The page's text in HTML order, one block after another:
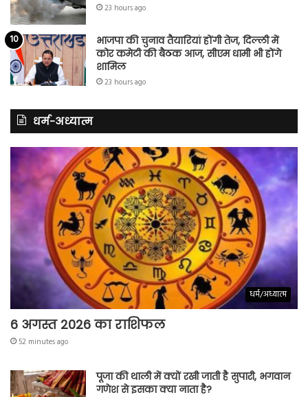
23 hours ago
भाजपा की चुनाव तैयारियां होंगी तेज, दिल्ली में
कोर कमेटी की बैठक आज, सीएम धामी भी होंगे
शामिल
23 hours ago
धर्म-अध्यात्म
धर्म/अध्यात्म
6 अगस्त 2026 का राशिफल
52 minutes ago
पूजा की थाली में क्यों रखी जाती है सुपारी, भगवान
गणेश से इसका क्या नाता है?